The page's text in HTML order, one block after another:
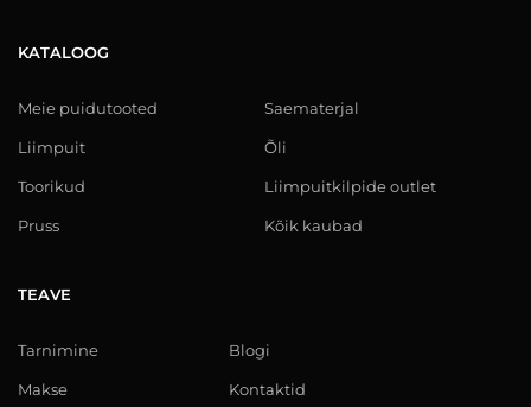
KATALOOG
Meie puidutooted
Liimpuit
Toorikud
Pruss
Saematerjal
Õli
Liimpuitkilpide outlet
Kõik kaubad
TEAVE
Tarnimine
Makse
Blogi
Kontaktid